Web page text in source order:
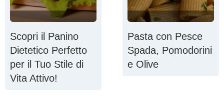
Scopri il Panino
Dietetico Perfetto
per il Tuo Stile di
Vita Attivo!
Pasta con Pesce
Spada, Pomodorini
e Olive